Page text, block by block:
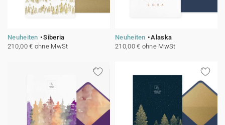
Neuheiten
Siberia
210,00 € ohne MwSt
Neuheiten
Alaska
210,00 € ohne MwSt